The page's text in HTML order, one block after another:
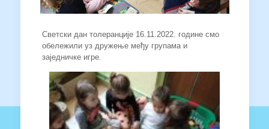
Светски дан толеранције 16.11.2022. године смо
обележили уз дружење међу групама и
заједничке игре.